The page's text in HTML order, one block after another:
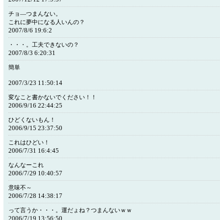
チョ―つまんない。
これに夢中になる人いんの？
2007/8/6 19:6:2
・・・。工夫できないの？
2007/8/3 6:20:31
簡単
2007/3/23 11:50:14
変なこと書かないでください！！
2006/9/16 22:44:25
ひどくないもん！
2006/9/15 23:37:50
これはひどい！
2006/7/31 16:4:45
なんなーこれ
2006/7/29 10:40:57
意味不～
2006/7/28 14:38:17
って言うか・・・。運だょね？つまんないｗｗ
2006/7/19 13:56:50